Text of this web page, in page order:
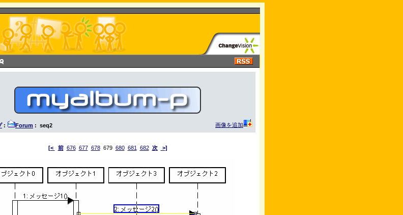
: Forum : seq2 画像を追加
[< 前 676 677 678679 680 681 682 次 >]